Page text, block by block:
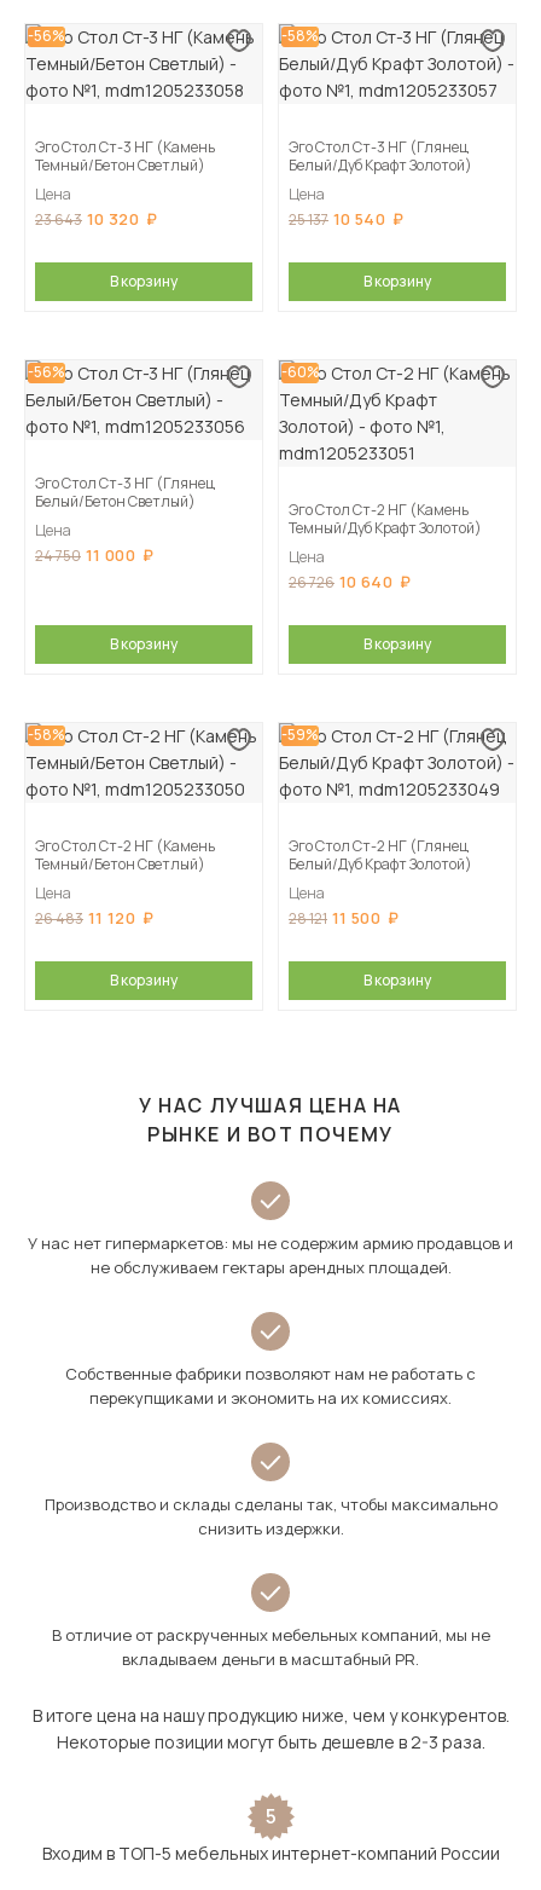
-56%
Эго Стол Ст-3 НГ (Камень
Темный/Бетон Светлый)
Цена
23 643 10 320
В корзину
-58%
Эго Стол Ст-3 НГ (Глянец
Белый/Дуб Крафт Золотой)
Цена
25 137 10 540
В корзину
-56%
Эго Стол Ст-3 НГ (Глянец
Белый/Бетон Светлый)
Цена
24 750 11 000
В корзину
-60%
Эго Стол Ст-2 НГ (Камень
Темный/Дуб Крафт Золотой)
Цена
26 726 10 640
В корзину
-58%
Эго Стол Ст-2 НГ (Камень
Темный/Бетон Светлый)
Цена
26 483 11 120
В корзину
-59%
Эго Стол Ст-2 НГ (Глянец
Белый/Дуб Крафт Золотой)
Цена
28 121 11 500
В корзину
У НАС ЛУЧШАЯ ЦЕНА НА
РЫНКЕ И ВОТ ПОЧЕМУ
У нас нет гипермаркетов: мы не содержим армию продавцов и
не обслуживаем гектары арендных площадей.
Собственные фабрики позволяют нам не работать с
перекупщиками и экономить на их комиссиях.
Производство и склады сделаны так, чтобы максимально
снизить издержки.
В отличие от раскрученных мебельных компаний, мы не
вкладываем деньги в масштабный PR.
В итоге цена на нашу продукцию ниже, чем у конкурентов.
Некоторые позиции могут быть дешевле в 2-3 раза.
5
Входим в ТОП-5 мебельных интернет-компаний России